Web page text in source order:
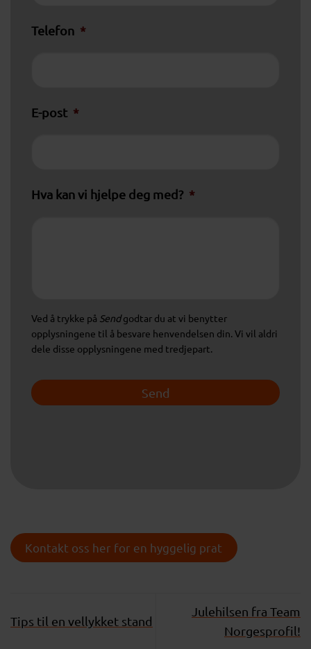
Telefon *
E-post *
Hva kan vi hjelpe deg med? *
Ved å trykke på Sendgodtar du at vi benytter
opplysningene til å besvare henvendelsen din. Vi vil aldri
dele disse opplysningene med tredjepart.
Kontakt oss her for en hyggelig prat
Tips til en vellykket stand
Julehilsen fra Team
Norgesprofil!